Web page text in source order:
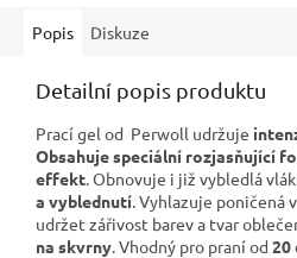
Popis Diskuze
Detailní popis produktu
Prací gel od Perwoll udržuje
Obsahuje speciální rozjasňující
effekt. Obnovuje i již vybledlá
a vyblednutí. Vyhlazuje poničená
udržet zářivost barev a tvar
na skvrny. Vhodný pro praní od 20